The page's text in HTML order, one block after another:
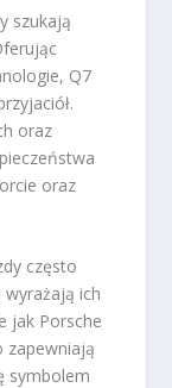
szukają
Q7
oraz
oraz
często
ich
jak Porsche
zapewniają
symbolem